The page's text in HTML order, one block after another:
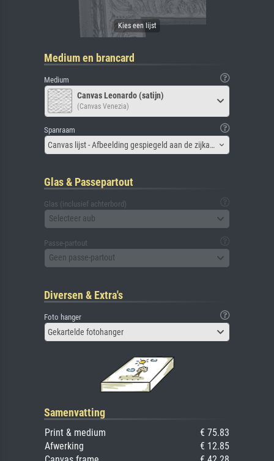
Medium en brancard
Medium
Canvas Leonardo (satijn)
(Canvas Venezia)
Spanraam
Canvas lijst - Afbeelding gespiegeld aan de zijkant
Glas & Passepartout
Glas (inclusief achterbord)
Selecteer aub
Passe-partout
Geen passe-partout
Diversen & Extra's
Foto hanger
Gekartelde fotohanger
Samenvatting
Print & medium
€ 75.83
Afwerking
€ 12.85